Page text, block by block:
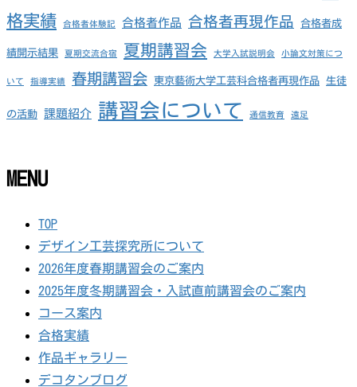
格実績
合格者体験記 合格者作品 合格者再現作品 合格者成
績開示結果 夏期交流合宿 夏期講習会 大学入試説明会 小論文対策につ
いて 指導実績 春期講習会 東京藝術大学工芸科合格者再現作品 生徒
の活動 課題紹介 講習会について 通信教育 遠足
MENU
TOP
デザイン工芸探究所について
2026年度春期講習会のご案内
2025年度冬期講習会・入試直前講習会のご案内
コース案内
合格実績
作品ギャラリー
デコタンブログ